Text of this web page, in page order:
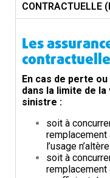
CONTRACTUELLE
Les
En cas de perte
dans la limite de
sinistre :
soit à
remplacement
l’usage
soit à
remplacement